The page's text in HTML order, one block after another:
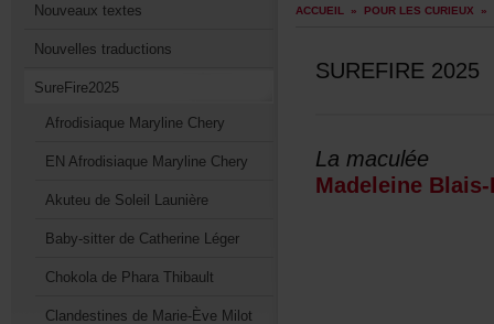
Nouveauxtextes
Nouvellestraductions
SureFire2025
AfrodisiaqueMarylineChery
ENAfrodisiaqueMarylineChery
AkuteudeSoleilLaunière
Baby-sitterdeCatherineLéger
ChokoladePharaThibault
ClandestinesdeMarie-ÈveMilot
ACCUEIL » POURLESCURIEUX »
SUREFIRE2025
Lamaculée
MadeleineBlais-